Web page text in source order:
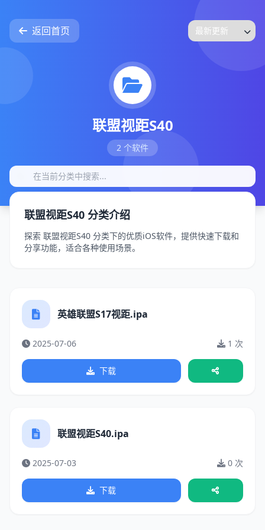
返回首页
联盟视距S40
2 个软件
联盟视距S40 分类介绍
探索 联盟视距S40 分类下的优质iOS软件，提供快速下载和
分享功能，适合各种使用场景。
英雄联盟S17视距.ipa
2025-07-06 1 次
下载
联盟视距S40.ipa
2025-07-03 0 次
下载